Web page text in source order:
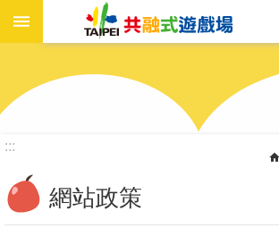
尋
遊
戲
場
資
:::
網站政策